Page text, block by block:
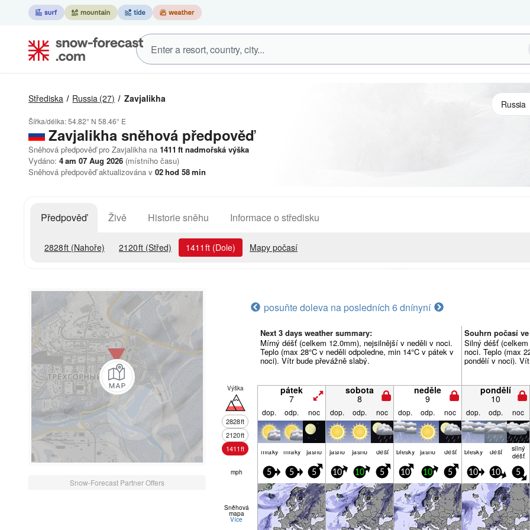
Střediska Russia (27) Zavjalikha
Šířka/délka:54.82° N 58.46° E
Zavjalikha sněhová předpověď
Sněhová předpověď pro Zavjalikha na 1411 ft nadmořská výška
Vydáno: 4 am 07 Aug 2026 (místního času)
Sněhová předpověď aktualizována v 02hod 58min
Předpověď Živě Historie sněhu Informace o středisku
2828ft (Nahoře) 2120ft (Střed) 1411 ft (Dole) Mapy počasí
Snow-Forecast Partner Offers
posuňte doleva na posledních 6 dnínyní
Next 3 days weather summary:
Mírný déšť (celkem 12.0mm), nejsilnější v neděli v noci.
Teplo (max 28°C v neděli odpoledne, min 14°C v pátek v
noci). Vítr bude převážně slabý.
Souhrn počasí
Silný déšť
noci. Teplo (max
pondělí v noci).
Výška
2828ft
2120ft
1411ft
pátek
7
sobota
8
neděle
9
pondělí
10
dop. odp. noc dop. odp. noc dop. odp. noc dop. odp. noc
mraky mraky jasno jasno jasno déšť blesky jasno déšť blesky déšť silný
déšť
mph 5 5 5 10 10 5 10 10 5 10 10 5
Sněhová
mapa
Více